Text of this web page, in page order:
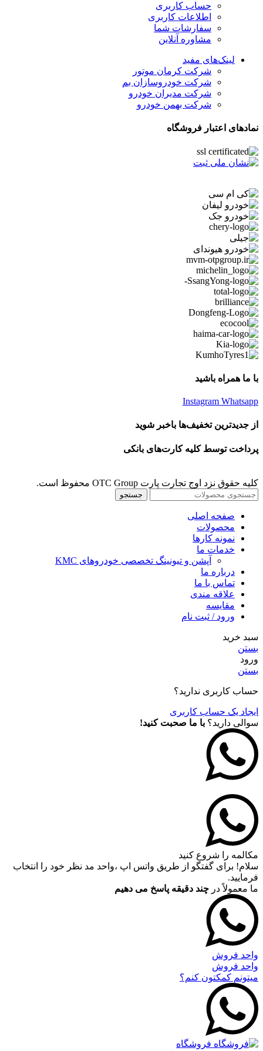
حساب کاربری
اطلاعات کاربری
سفارشات شما
مشاوره آنلاین
لینک‌های مفید
شرکت کرمان موتور
شرکت خودروسازان بم
شرکت مدیران خودرو
شرکت بهمن خودرو
نمادهای اعتبار فروشگاه
با ما همراه باشید
Instagram Whatsapp
از جدیدترین تخفیف‌ها باخبر شوید
پرداخت توسط کلیه کارت‌های بانکی
کلیه حقوق نزد اوج تجارت پارت OTC Group محفوظ است.
جستجو
صفحه اصلی
محصولات
نمونه کارها
خدمات ما
آپشن و تیونینگ تخصصی خودروهای KMC
درباره ما
تماس با ما
علاقه مندی
مقايسه
ورود / ثبت نام
سبد خرید
بستن
ورود
بستن
حساب کاربری ندارید؟
ایجاد یک حساب کاربری
سوالی دارید؟ با ما صحبت کنید!
مکالمه را شروع کنید
سلام! برای گفتگو از طریق واتس اپ ،واحد مد نظر خود را انتخاب
فرمایید.
ما معمولاً در چند دقیقه پاسخ می دهیم
واحد فروش
واحد فروش
میتونم کمکتون کنم؟
فروشگاه